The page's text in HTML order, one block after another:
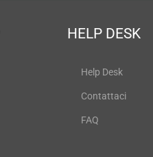
HELP DESK
Help Desk
Contattaci
FAQ